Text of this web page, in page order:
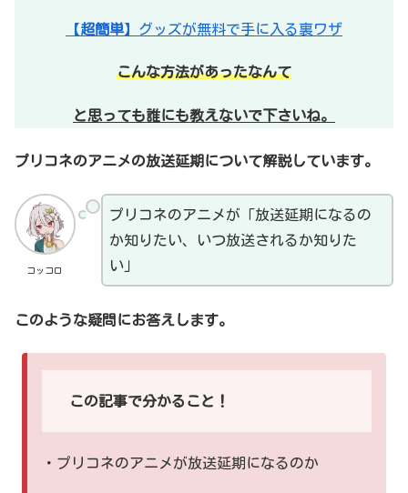
【超簡単】グッズが無料で手に入る裏ワザ
こんな方法があったなんて
と思っても誰にも教えないで下さいね。
プリコネのアニメの放送延期について解説しています。
コッコロ
プリコネのアニメが「放送延期になるの
か知りたい、いつ放送されるか知りた
い」
このような疑問にお答えします。
この記事で分かること！
・プリコネのアニメが放送延期になるのか